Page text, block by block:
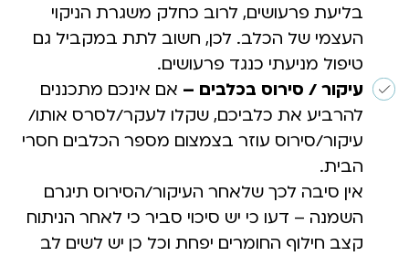
בליעת פרעושים, לרוב כחלק משגרת הניקוי
העצמי של הכלב. לכן, חשוב לתת במקביל גם
טיפול מניעתי כנגד פרעושים.
עיקור / סירוס בכלבים – אם אינכם מתכננים
להרביע את כלביכם, שקלו לעקר/לסרס אותו/
עיקור/סירוס עוזר בצמצום מספר הכלבים חסרי
הבית.
אין סיבה לכך שלאחר העיקור/הסירוס תיגרם
השמנה – דעו כי יש סיכוי סביר כי לאחר הניתוח
קצב חילוף החומרים יפחת וכל כן יש לשים לב